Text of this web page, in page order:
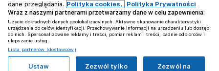
Strona korzysta z plików cookies w celu realizacji usług i
zgodnie zPolityką Plików Cookies. Możesz określić
warunki przechowywania lub dostępu do plików
cookies w Twojej przeglądarce.
Grupa OLX sp. z o.o.
ul. Królowej Jadwigi 43
61-872 Poznań
dane przeglądania. Polityka cookies, Polityka Prywatności
Wraz z naszymi partnerami przetwarzamy dane w celu zapewnienia:
Użycie dokładnych danych geolokalizacyjnych. Aktywne skanowanie charakterystyki
urządzenia do celów identyfikacji. Przechowywanie informacji na urządzeniu lub dostęp
do nich. Spersonalizowane reklamy i treści, pomiar reklam i treści, badnie odbiorców i
ulepszanie usług.
Lista partnerów (dostawców)
Zezwól na
Zezwól tylko
Ustaw